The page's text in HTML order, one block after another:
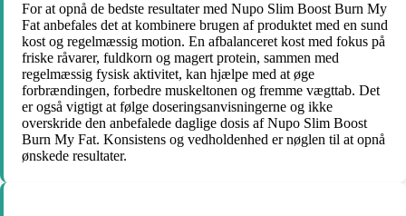
For at opnå de bedste resultater med Nupo Slim Boost Burn My
Fat anbefales det at kombinere brugen af produktet med en sund
kost og regelmæssig motion. En afbalanceret kost med fokus på
friske råvarer, fuldkorn og magert protein, sammen med
regelmæssig fysisk aktivitet, kan hjælpe med at øge
forbrændingen, forbedre muskeltonen og fremme vægttab. Det
er også vigtigt at følge doseringsanvisningerne og ikke
overskride den anbefalede daglige dosis af Nupo Slim Boost
Burn My Fat. Konsistens og vedholdenhed er nøglen til at opnå
ønskede resultater.